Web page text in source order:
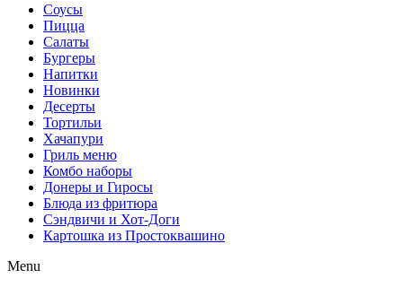
Соусы
Пицца
Салаты
Бургеры
Напитки
Новинки
Десерты
Тортильи
Хачапури
Гриль меню
Комбо наборы
Донеры и Гиросы
Блюда из фритюра
Сэндвичи и Хот-Доги
Картошка из Простоквашино
Menu